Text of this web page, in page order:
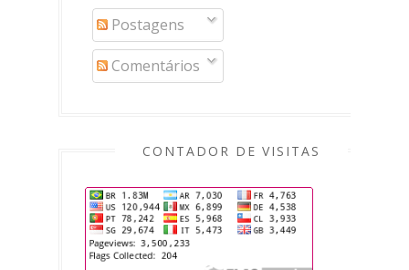
Postagens
Comentários
CONTADOR DE VISITAS